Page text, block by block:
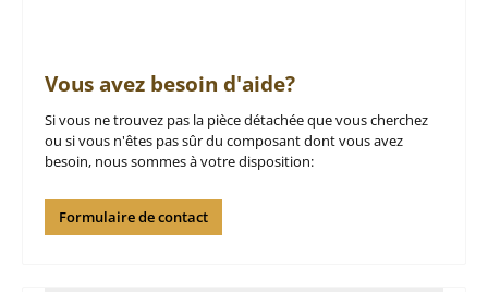
Vous avez besoin d'aide?
Si vous ne trouvez pas la pièce détachée que vous cherchez
ou si vous n'êtes pas sûr du composant dont vous avez
besoin, nous sommes à votre disposition:
Formulaire de contact